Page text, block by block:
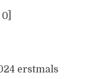
0]
erstmals